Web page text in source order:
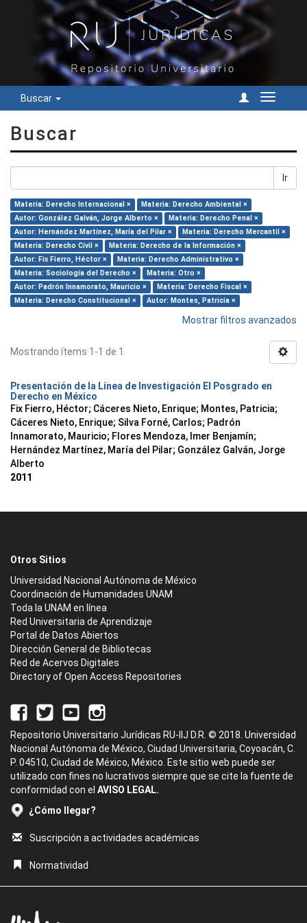
Buscar
Cambiar
Buscar
Ir
Materia: Derecho Internacional ×
Materia: Derecho Ambiental ×
Autor: González Galván, Jorge Alberto ×
Materia: Derecho Penal ×
Autor: Hernández Martínez, María del Pilar ×
Materia: Derecho Mercantil ×
Materia: Derecho Civil ×
Materia: Derecho de la Información ×
Autor: Fix Fierro, Héctor ×
Materia: Derecho Administrativo ×
Materia: Sociología del Derecho ×
Materia: Otro ×
Autor: Padrón Innamorato, Mauricio ×
Materia: Derecho Fiscal ×
Materia: Derecho Constitucional ×
Autor: Montes, Patricia ×
Mostrar filtros avanzados
Mostrando ítems 1-1 de 1
Presentación de la Línea de Investigación El Posgrado en
Derecho en México
Fix Fierro, Héctor; Cáceres Nieto, Enrique; Montes, Patricia;
Cáceres Nieto, Enrique; Silva Forné, Carlos; Padrón
Innamorato, Mauricio; Flores Mendoza, Imer Benjamín;
Hernández Martínez, María del Pilar; González Galván, Jorge
Alberto
2011
Otros Sitios
Universidad Nacional Autónoma de México
Coordinación de Humanidades UNAM
Toda la UNAM en línea
Red Universitaria de Aprendizaje
Portal de Datos Abiertos
Dirección General de Bibliotecas
Red de Acervos Digitales
Directory of Open Access Repositories
Repositorio Universitario Jurídicas RU-IIJ D.R. © 2018. Universidad
Nacional Autónoma de México, Ciudad Universitaria, Coyoacán, C.
P. 04510, Ciudad de México, México. Este sitio web puede ser
utilizado con fines no lucrativos siempre que se cite la fuente de
conformidad con el AVISO LEGAL.
¿Cómo llegar?
Suscripción a actividades académicas
Normatividad